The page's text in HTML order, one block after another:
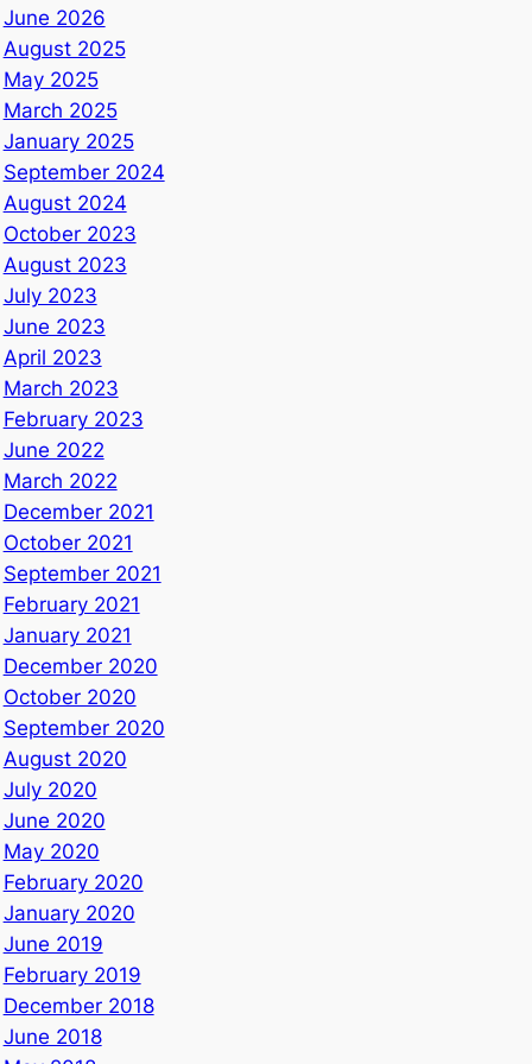
June 2026
August 2025
May 2025
March 2025
January 2025
September 2024
August 2024
October 2023
August 2023
July 2023
June 2023
April 2023
March 2023
February 2023
June 2022
March 2022
December 2021
October 2021
September 2021
February 2021
January 2021
December 2020
October 2020
September 2020
August 2020
July 2020
June 2020
May 2020
February 2020
January 2020
June 2019
February 2019
December 2018
June 2018